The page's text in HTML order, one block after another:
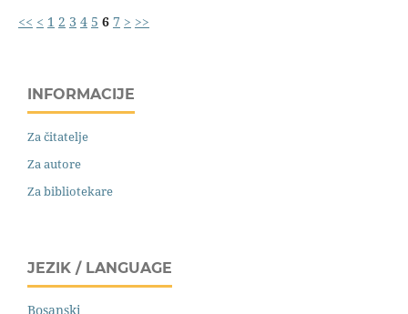
<< < 1 2 3 4 5 6 7 > >>
INFORMACIJE
Za čitatelje
Za autore
Za bibliotekare
JEZIK / LANGUAGE
Bosanski